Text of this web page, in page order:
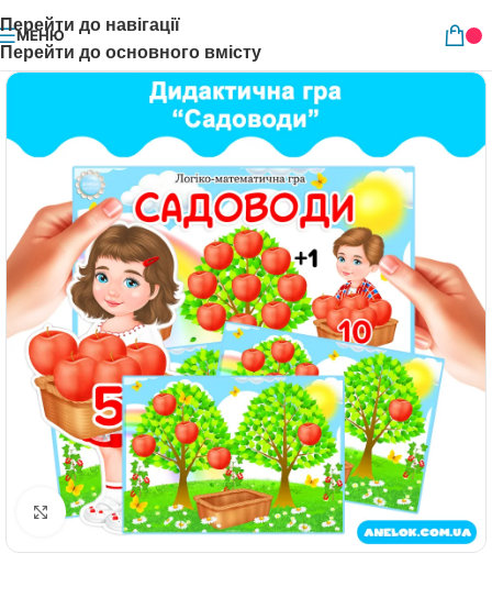
Перейти до навігації
Перейти до основного вмісту
МЕНЮ
Натисніть, щоб збільшити